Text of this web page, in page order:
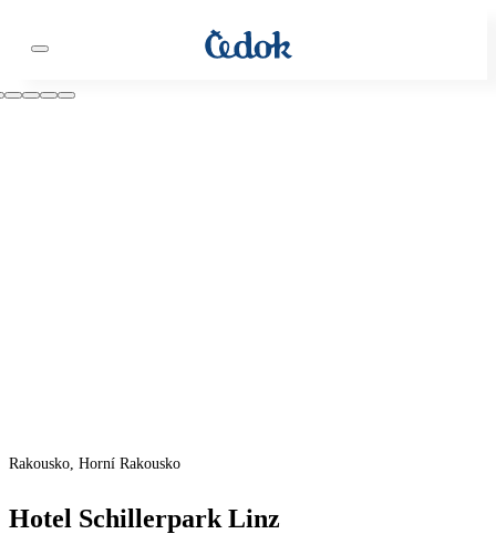
Rakousko, Horní Rakousko
Hotel Schillerpark Linz